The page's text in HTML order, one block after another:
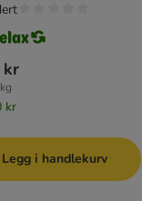
kr
kr
Legg i handlekurv